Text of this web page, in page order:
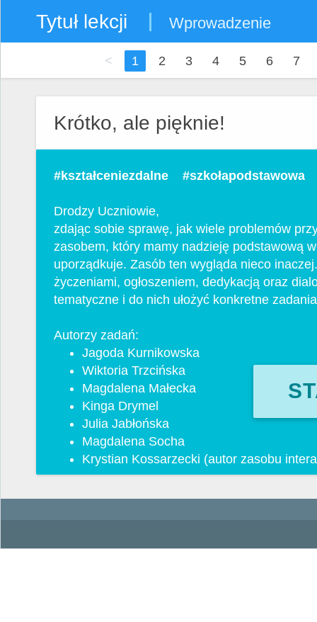
< 1 2 3 4 5 6 7
Tytuł lekcji Wprowadzenie
#kształceniezdalne
Drodzy Uczniowie,
zdając sobie sprawę, jak wiele problemów
zasobem, który mamy nadzieję podstawową
uporządkuje. Zasób ten wygląda nieco
życzeniami, ogłoszeniem, dedykacją oraz
tematyczne i do nich ułożyć konkretne
Autorzy zadań:
Jagoda Kurnikowska
Wiktoria Trzcińska
Magdalena Małecka
Kinga Drymel
Julia Jabłońska
Magdalena Socha
Krystian Kossarzecki (autor zasobu
Krótko, ale pięknie!